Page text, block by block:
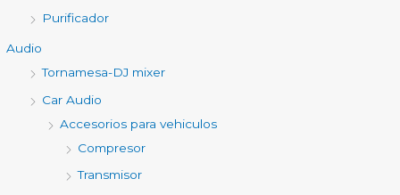
Purificador
Audio
Tornamesa-DJ mixer
Car Audio
Accesorios para vehiculos
Compresor
Transmisor